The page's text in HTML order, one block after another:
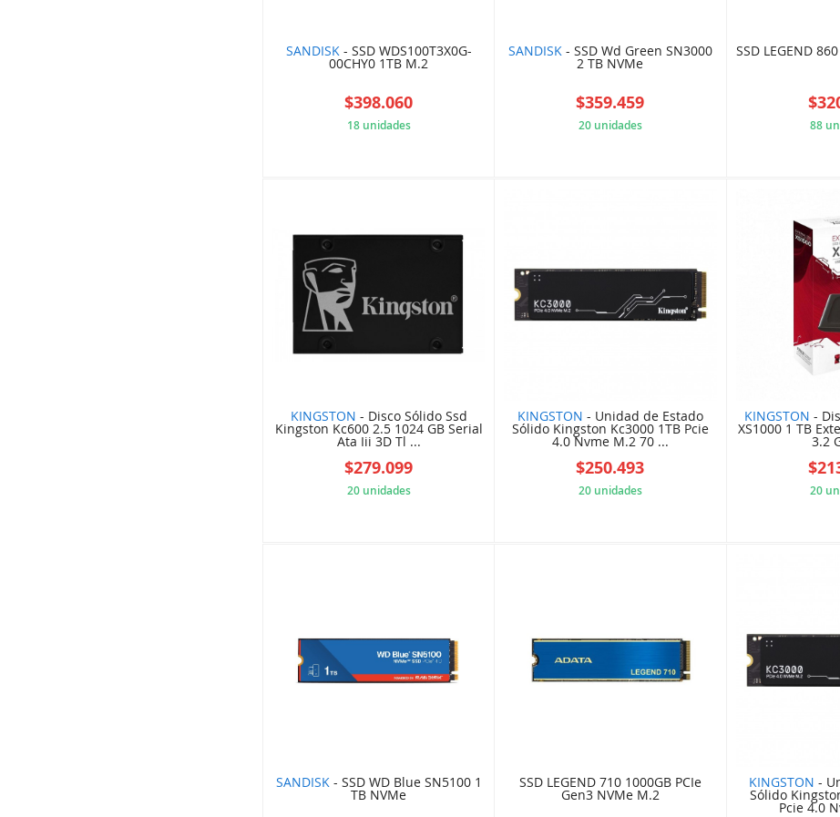
SANDISK- SSD WDS100T3X0G-
00CHY0 1TB M.2
$398.060
18 unidades
SANDISK- SSD Wd Green SN3000
2 TB NVMe
$359.459
20 unidades
SSD LEGEND
88
KINGSTON - Disco Sólido Ssd
Kingston Kc600 2.5 1024 GB Serial
Ata Iii 3D Tl ...
$279.099
20 unidades
KINGSTON - Unidad de Estado
Sólido Kingston Kc3000 1TB Pcie
4.0 Nvme M.2 70 ...
$250.493
20 unidades
KINGSTON -
XS1000 1 TB
3.2
20
SANDISK- SSD WD Blue SN5100 1
TB NVMe
SSD LEGEND 710 1000GB PCIe
Gen3 NVMe M.2
KINGSTON -
Sólido
Pcie 4.0